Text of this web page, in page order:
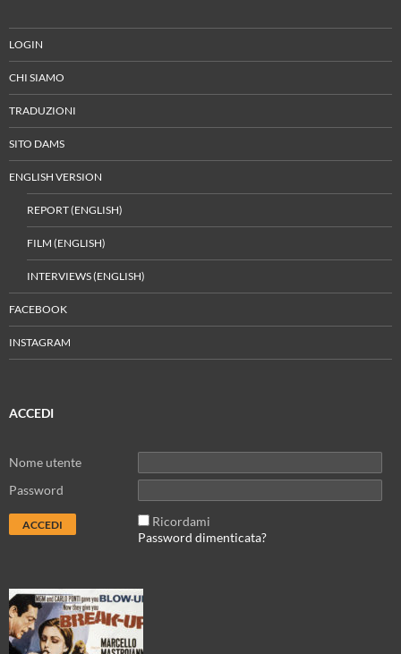
LOGIN
CHI SIAMO
TRADUZIONI
SITO DAMS
ENGLISH VERSION
REPORT (ENGLISH)
FILM (ENGLISH)
INTERVIEWS (ENGLISH)
FACEBOOK
INSTAGRAM
ACCEDI
Nome utente
Password
Ricordami
Password dimenticata?